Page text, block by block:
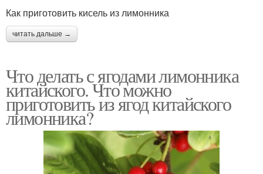
Как приготовить кисель из лимонника
читать дальше →
Что делать с ягодами лимонника
китайского. Что можно
приготовить из ягод китайского
лимонника?